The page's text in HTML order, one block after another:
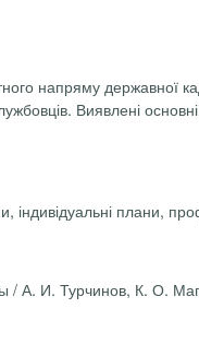
напряму державної
Виявлені
індивідуальні плани,
/ А. И. Турчинов, К. О.